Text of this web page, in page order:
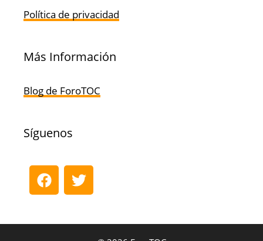
Política de privacidad
Más Información
Blog de ForoTOC
Síguenos